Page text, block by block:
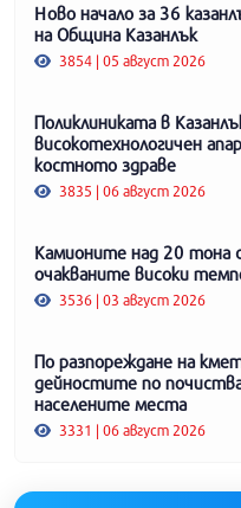
Ново начало за 36
на Община Казанлък
3854 | 05 август 2026
Поликлиниката в
високотехнологичен
костното здраве
3835 | 06 август 2026
Камионите над 20 тона
очакваните високи
3536 | 03 август 2026
По разпореждане на
дейностите по
населените места
3331 | 06 август 2026